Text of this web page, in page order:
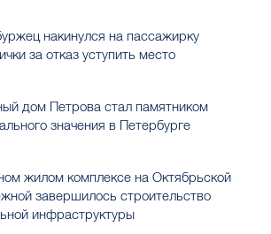
накинулся на пассажирку
за отказ уступить место
дом Петрова стал памятником
значения в Петербурге
жилом комплексе на Октябрьской
завершилось строительство
инфраструктуры